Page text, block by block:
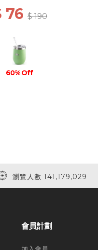
76$ 190
60% Off
瀏覽人數 141,179,029
會員計劃